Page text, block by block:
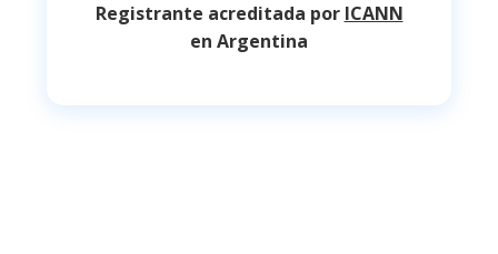
Registrante acreditada por ICANN
en Argentina